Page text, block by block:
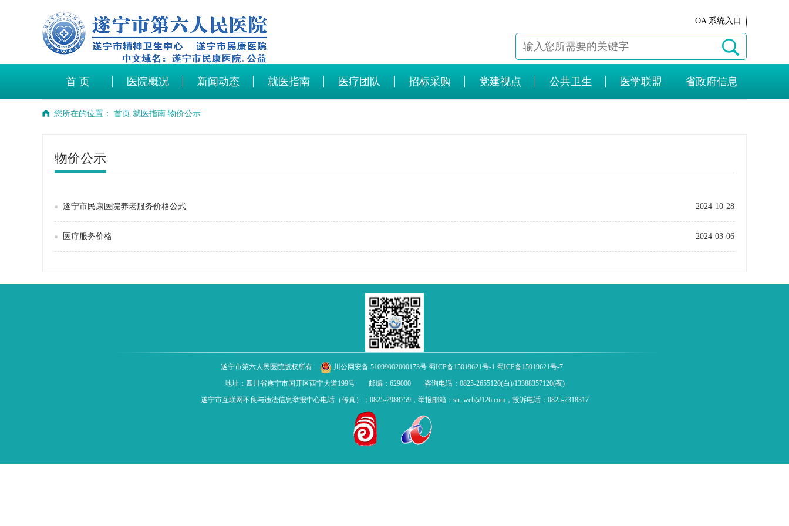
OA 系统入口
首 页 医院概况 新闻动态 就医指南 医疗团队 招标采购 党建视点 公共卫生 医学联盟 省政府信息
您所在的位置： 首页 就医指南 物价公示
物价公示
2024-10-28
遂宁市民康医院养老服务价格公式
2024-03-06
医疗服务价格
遂宁市第六人民医院版权所有 川公网安备 51099002000173号 蜀ICP备15019621号-1 蜀ICP备15019621号-7
地址：四川省遂宁市国开区西宁大道199号
邮编：629000
咨询电话：0825-2655120(白)/13388357120(夜)
遂宁市互联网不良与违法信息举报中心电话（传真）：0825-2988759，举报邮箱：sn_web@126.com，投诉电话：0825-2318317